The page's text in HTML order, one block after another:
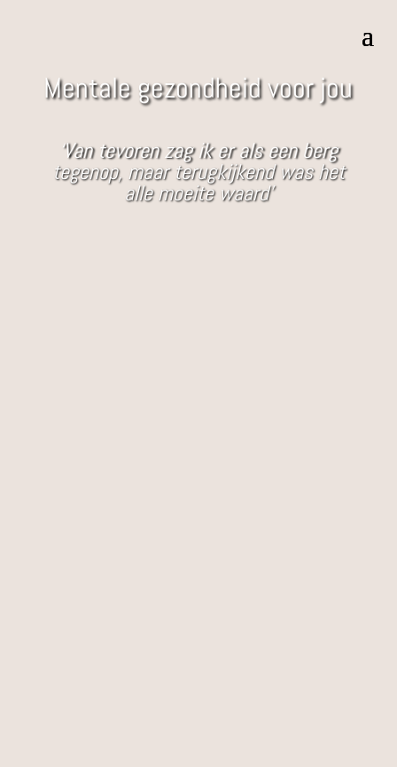
Mentale gezondheid voor jou
‘Van tevoren zag ik er als een berg
tegenop, maar terugkijkend was het
alle moeite waard’